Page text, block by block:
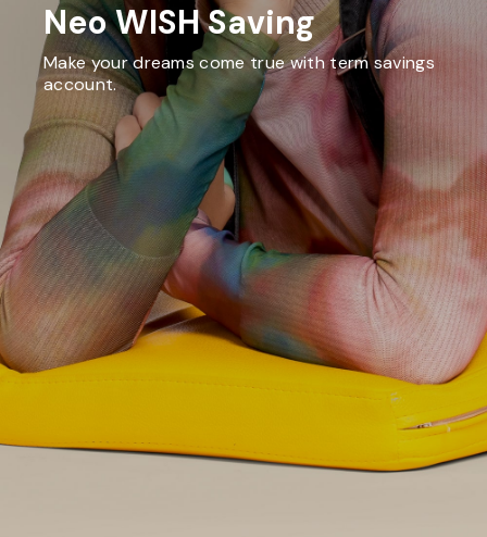
Neo WISH Saving
Make your dreams come true with term savings
account.